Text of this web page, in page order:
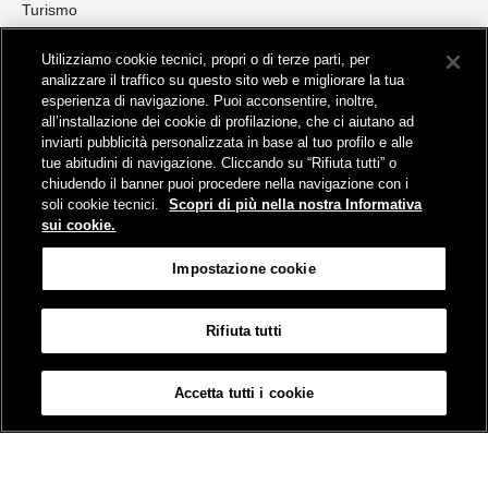
Turismo
Servizi per aeroporti
Servizi di noleggio con conducente
Servizio di navigazione sul Lago Trasimeno
News e comunicati stampa
Comunicati stampa
Busitalia – Sita Nord
, Gruppo FS Italiane, è attiva nei servizi di
trasporto locale in Italia ed all'estero, che gestisce direttamente o
attraverso società controllate.
Viale Fratelli Rosselli, 80 - 50123 Firenze
© Gruppo FS Italiane 2019
Protezione dati personali
Partita Iva Busitalia - Sita Nord S.r.l. 06473721006
Utilizziamo cookie tecnici, propri o di terze parti, per
analizzare il traffico su questo sito web e migliorare la tua
esperienza di navigazione. Puoi acconsentire, inoltre,
all’installazione dei cookie di profilazione, che ci aiutano ad
inviarti pubblicità personalizzata in base al tuo profilo e alle
tue abitudini di navigazione. Cliccando su “Rifiuta tutti” o
chiudendo il banner puoi procedere nella navigazione con i
soli cookie tecnici.
Scopri di più nella nostra Informativa
sui cookie.
Impostazione cookie
Rifiuta tutti
Accetta tutti i cookie